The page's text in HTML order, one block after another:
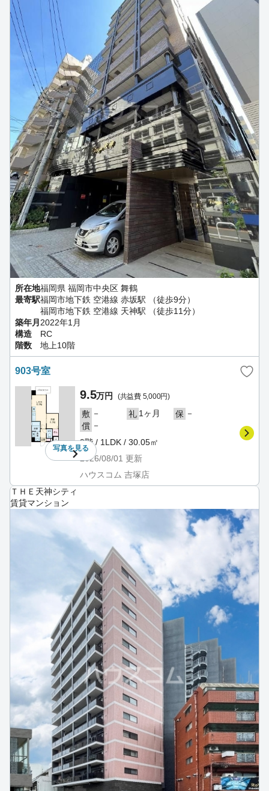
所在地福岡県 福岡市中央区 舞鶴
最寄駅福岡市地下鉄 空港線 赤坂駅 （徒歩9分）
福岡市地下鉄 空港線 天神駅 （徒歩11分）
築年月 2022年1月
構造
RC
階数
地上10階
903号室
写真を見る
9.5万円 (共益費 5,000円)
敷 － 礼 1ヶ月 保 －
償 －
9階 / 1LDK / 30.05㎡
2026/08/01 更新
ハウスコム 吉塚店
ＴＨＥ天神シティ
賃貸マンション